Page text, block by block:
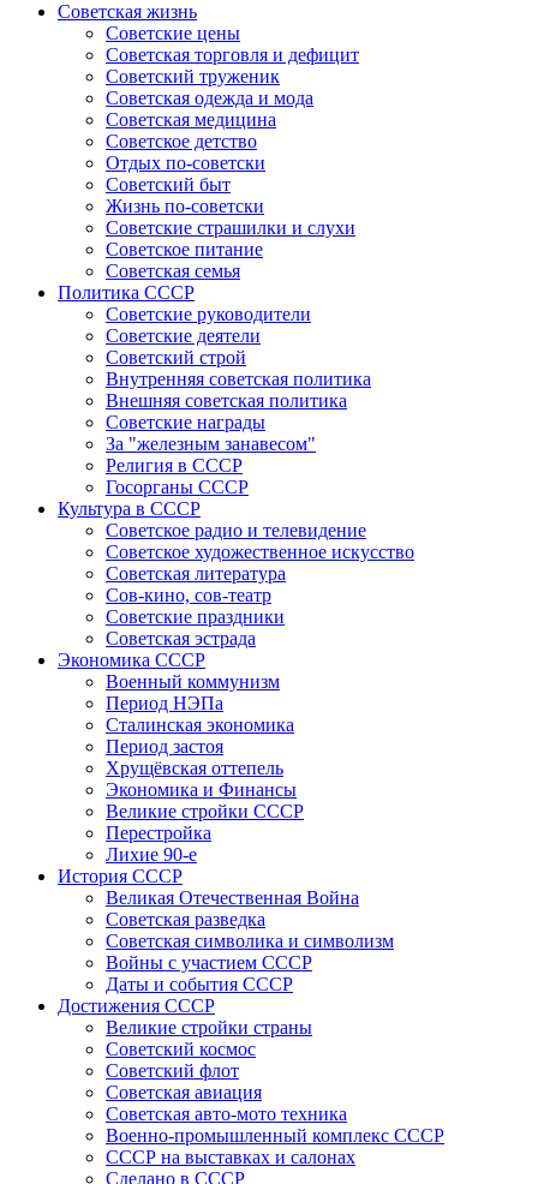
Советская жизнь
Советские цены
Советская торговля и дефицит
Советский труженик
Советская одежда и мода
Советская медицина
Советское детство
Отдых по-советски
Советский быт
Жизнь по-советски
Советские страшилки и слухи
Советское питание
Советская семья
Политика СССР
Советские руководители
Советские деятели
Советский строй
Внутренняя советская политика
Внешняя советская политика
Советские награды
За "железным занавесом"
Религия в СССР
Госорганы СССР
Культура в СССР
Советское радио и телевидение
Советское художественное искусство
Советская литература
Сов-кино, сов-театр
Советские праздники
Советская эстрада
Экономика СССР
Военный коммунизм
Период НЭПа
Сталинская экономика
Период застоя
Хрущёвская оттепель
Экономика и Финансы
Великие стройки СССР
Перестройка
Лихие 90-е
История СССР
Великая Отечественная Война
Советская разведка
Советская символика и символизм
Войны с участием СССР
Даты и события СССР
Достижения СССР
Великие стройки страны
Советский космос
Советский флот
Советская авиация
Советская авто-мото техника
Военно-промышленный комплекс СССР
СССР на выставках и салонах
Сделано в СССР